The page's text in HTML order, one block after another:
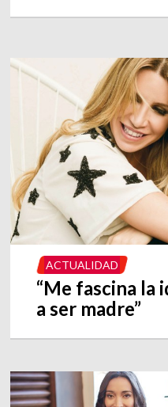
ACTUALIDAD
“Me fascina la
a ser madre”